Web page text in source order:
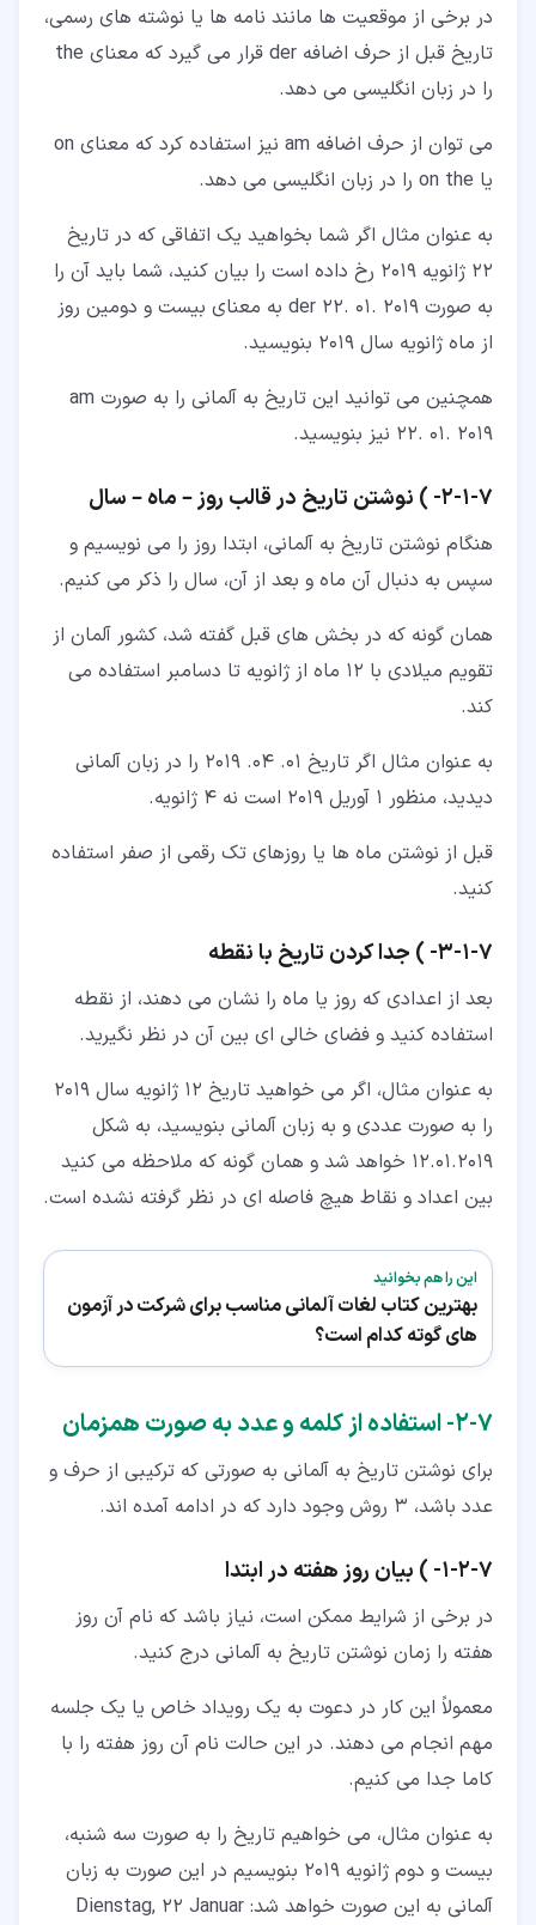
در برخی از موقعیت ها مانند نامه ها یا نوشته های رسمی،
تاریخ قبل از حرف اضافه der قرار می گیرد که معنای the
را در زبان انگلیسی می دهد.
می توان از حرف اضافه am نیز استفاده کرد که معنای on
یا on the را در زبان انگلیسی می دهد.
به عنوان مثال اگر شما بخواهید یک اتفاقی که در تاریخ
22 ژانویه 2019 رخ داده است را بیان کنید، شما باید آن را
به صورت der 22. 01. 2019 به معنای بیست و دومین روز
از ماه ژانویه سال 2019 بنویسید.
همچنین می توانید این تاریخ به آلمانی را به صورت am
22. 01. 2019 نیز بنویسید.
۷‏-‏۱‏-‏۲‏- ) نوشتن تاریخ در قالب روز – ماه – سال
هنگام نوشتن تاریخ به آلمانی، ابتدا روز را می نویسیم و
سپس به دنبال آن ماه و بعد از آن، سال را ذکر می کنیم.
همان گونه که در بخش های قبل گفته شد، کشور آلمان از
تقویم میلادی با 12 ماه از ژانویه تا دسامبر استفاده می
کند.
به عنوان مثال اگر تاریخ 01. 04. 2019 را در زبان آلمانی
دیدید، منظور 1 آوریل 2019 است نه 4 ژانویه.
قبل از نوشتن ماه ها یا روزهای تک رقمی از صفر استفاده
کنید.
۷‏-‏۱‏-‏۳‏- ) جدا کردن تاریخ با نقطه
بعد از اعدادی که روز یا ماه را نشان می دهند، از نقطه
استفاده کنید و فضای خالی ای بین آن در نظر نگیرید.
به عنوان مثال، اگر می خواهید تاریخ 12 ژانویه سال 2019
را به صورت عددی و به زبان آلمانی بنویسید، به شکل
12.01.2019 خواهد شد و همان گونه که ملاحظه می کنید
بین اعداد و نقاط هیچ فاصله ای در نظر گرفته نشده است.
این را هم بخوانید
بهترین کتاب لغات آلمانی مناسب برای شرکت در آزمون
های گوته کدام است؟
۷‏-‏۲‏- استفاده از کلمه و عدد به صورت همزمان
برای نوشتن تاریخ به آلمانی به صورتی که ترکیبی از حرف و
عدد باشد، 3 روش وجود دارد که در ادامه آمده اند.
۷‏-‏۲‏-‏۱‏- ) بیان روز هفته در ابتدا
در برخی از شرایط ممکن است، نیاز باشد که نام آن روز
هفته را زمان نوشتن تاریخ به آلمانی درج کنید.
معمولاً این کار در دعوت به یک رویداد خاص یا یک جلسه
مهم انجام می دهند. در این حالت نام آن روز هفته را با
کاما جدا می کنیم.
به عنوان مثال، می خواهیم تاریخ را به صورت سه شنبه،
بیست و دوم ژانویه 2019 بنویسیم در این صورت به زبان
آلمانی به این صورت خواهد شد: Dienstag, 22 Januar